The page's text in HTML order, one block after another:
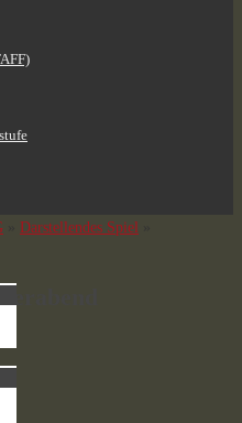
Darstellendes Spiel